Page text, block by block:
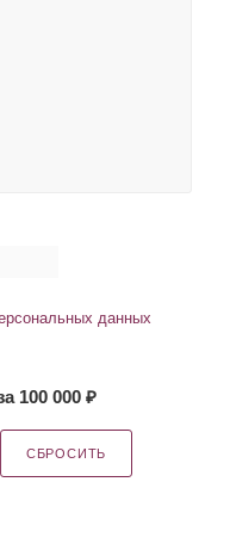
данных
100 000 ₽
СБРОСИТЬ